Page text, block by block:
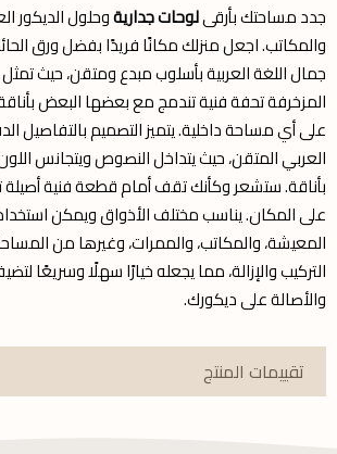
جدد مساحتك بأرقىلوحات جداريةوحلول الديكور
والمكاتب. اجعل منزلك مكانًا فريدًا بفضل ورق
جمال اللغة العربية بأسلوب مبدع ومتقن، حيث تمثل
المزخرفة تحفة فنية تندمج مع بعضها البعض
على أي مساحة داخلية. يتميز التصميم بالتفاصيل
العربي المتقن، حيث يتداخل النصوص ويتجانس اللون
بأناقة. ستشعر وكأنك تقف أمام قطعة فنية
على المكان. يناسب مختلف الأذواق ويمكن
المعيشة، والمكاتب، والممرات، وغيرها من
التركيب والإزالة، مما يجعله خيارًا سهلًا وسريعًا
والأصالة على ديكورك.
تقييمات المنتج